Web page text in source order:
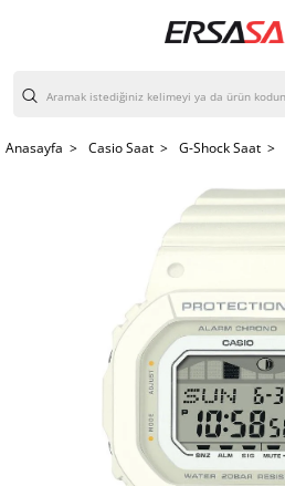
Anasayfa > Casio Saat > G-Shock Saat >